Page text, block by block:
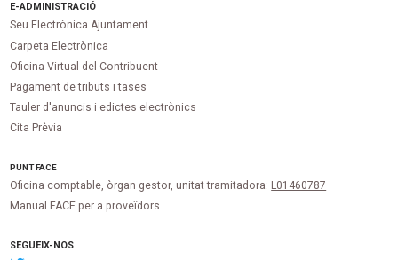
E-ADMINISTRACIÓ
Seu Electrònica Ajuntament
Carpeta Electrònica
Oficina Virtual del Contribuent
Pagament de tributs i tases
Tauler d'anuncis i edictes electrònics
Cita Prèvia
PUNTFACE
Oficina comptable, òrgan gestor, unitat tramitadora: L01460787
Manual FACE per a proveïdors
SEGUEIX-NOS